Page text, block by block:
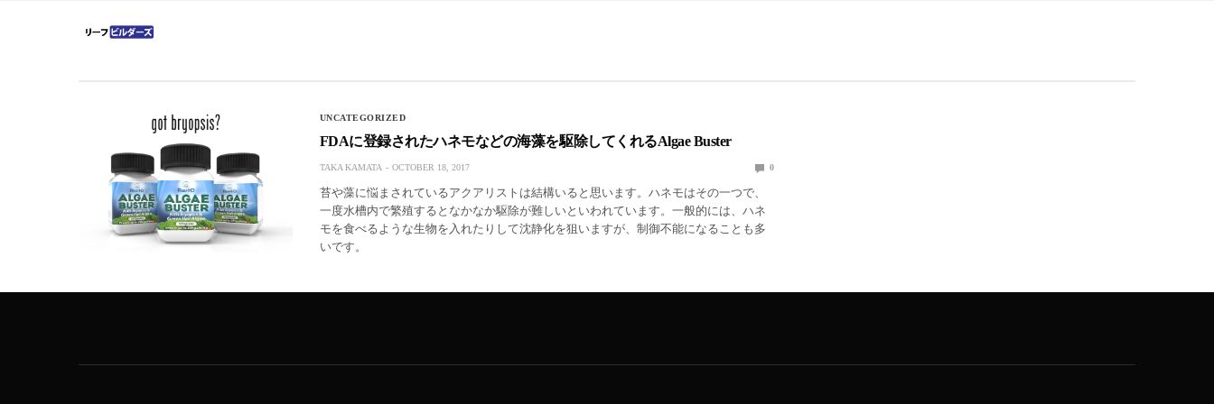
UNCATEGORIZED
FDAに登録されたハネモなどの海藻を駆除してくれるAlgae Buster
TAKA KAMATA OCTOBER 18, 2017 0
苔や藻に悩まされているアクアリストは結構いると思います。ハネモはその一つで、
一度水槽内で繁殖するとなかなか駆除が難しいといわれています。一般的には、ハネ
モを食べるような生物を入れたりして沈静化を狙いますが、制御不能になることも多
いです。